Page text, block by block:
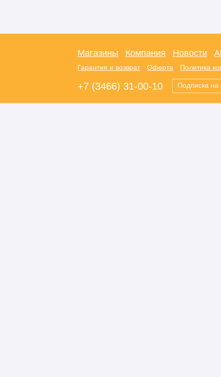
Магазины Компания Новости
Гарантия и возврат Оферта Политика
+7 (3466) 31-00-10 Подписка на